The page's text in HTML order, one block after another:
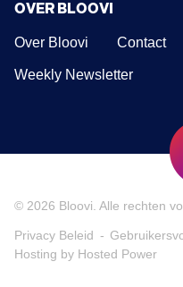
OVER BLOOVI
Over Bloovi Contact
Weekly Newsletter
© 2026 Bloovi . Alle rechten
Privacy Beleid
Hosting by Hosted Power